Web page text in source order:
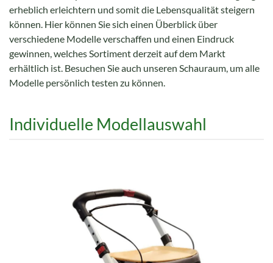
erheblich erleichtern und somit die Lebensqualität steigern
können. Hier können Sie sich einen Überblick über
verschiedene Modelle verschaffen und einen Eindruck
gewinnen, welches Sortiment derzeit auf dem Markt
erhältlich ist. Besuchen Sie auch unseren Schauraum, um alle
Modelle persönlich testen zu können.
Individuelle Modellauswahl